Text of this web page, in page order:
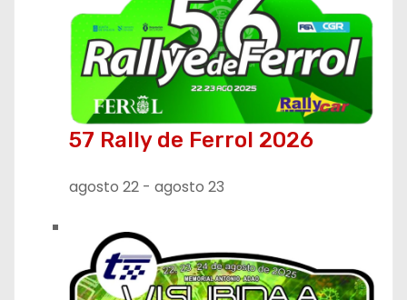
57 Rally de Ferrol 2026
agosto 22 - agosto 23